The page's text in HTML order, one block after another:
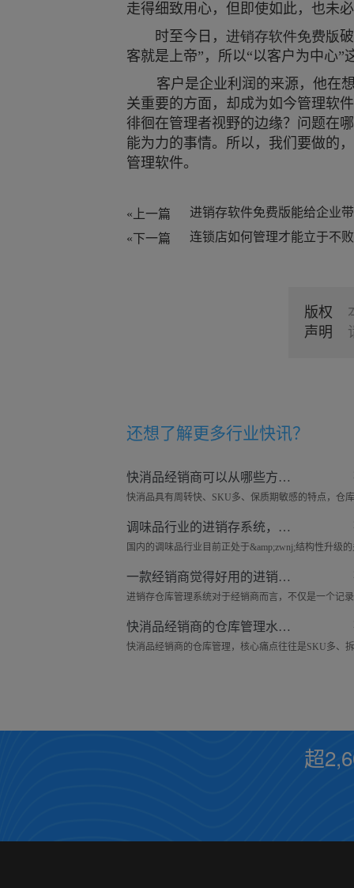
走得细致用心，但即使如此，也未
时至今日， 进销存软件免费版
客就是上帝” ，所以“以客户为中心”
客户是企业利润的来源，他在
关重要的方面，却成为如今管理软
徘徊在管理者视野的边缘？问题在
能为力的事情。所以，我们要做的
管理软件。
«上一篇
«下一篇
版权
声明
还想了解更多行业快讯？
快消品经销商可以从哪些方面去做好仓库管理工作？
调味品行业的进销存系统，可以管理哪些东西？
一款经销商觉得好用的进销存仓库系统——来肯云商
快消品经销商的仓库管理水平，可以从哪些细节去提升？
超